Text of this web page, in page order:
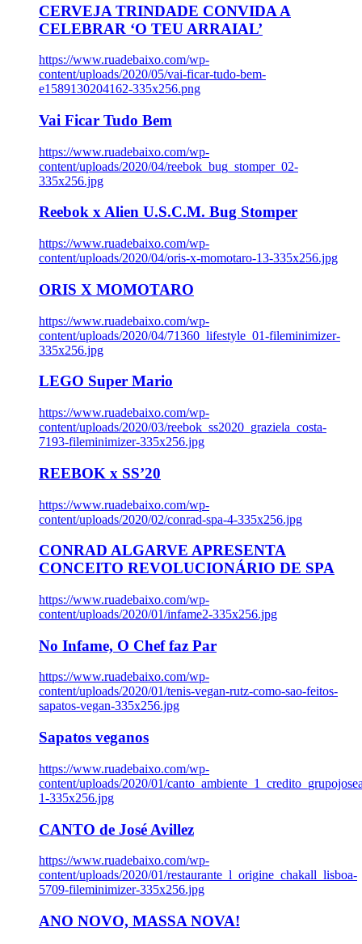
CERVEJA TRINDADE CONVIDA A
CELEBRAR ‘O TEU ARRAIAL’
https://www.ruadebaixo.com/wp-
content/uploads/2020/05/vai-ficar-tudo-bem-
e1589130204162-335x256.png
Vai Ficar Tudo Bem
https://www.ruadebaixo.com/wp-
content/uploads/2020/04/reebok_bug_stomper_02-
335x256.jpg
Reebok x Alien U.S.C.M. Bug Stomper
https://www.ruadebaixo.com/wp-
content/uploads/2020/04/oris-x-momotaro-13-335x256.jpg
ORIS X MOMOTARO
https://www.ruadebaixo.com/wp-
content/uploads/2020/04/71360_lifestyle_01-fileminimizer-
335x256.jpg
LEGO Super Mario
https://www.ruadebaixo.com/wp-
content/uploads/2020/03/reebok_ss2020_graziela_costa-
7193-fileminimizer-335x256.jpg
REEBOK x SS’20
https://www.ruadebaixo.com/wp-
content/uploads/2020/02/conrad-spa-4-335x256.jpg
CONRAD ALGARVE APRESENTA
CONCEITO REVOLUCIONÁRIO DE SPA
https://www.ruadebaixo.com/wp-
content/uploads/2020/01/infame2-335x256.jpg
No Infame, O Chef faz Par
https://www.ruadebaixo.com/wp-
content/uploads/2020/01/tenis-vegan-rutz-como-sao-feitos-
sapatos-vegan-335x256.jpg
Sapatos veganos
https://www.ruadebaixo.com/wp-
content/uploads/2020/01/
1-335x256.jpg
CANTO de José Avillez
https://www.ruadebaixo.com/wp-
content/uploads/2020/01/restaurante_l_origine_chakall_lisboa-
5709-fileminimizer-335x256.jpg
ANO NOVO, MASSA NOVA!